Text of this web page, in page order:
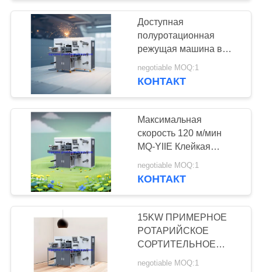
Доступная
полуротационная
режущая машина в
Индии с
максимальным
negotiable MOQ:1
КОНТАКТ
Максимальная
скорость 120 м/мин
MQ-YIIE Клейкая
маркировка
ПРОЦЕССИЯ
negotiable MOQ:1
КОНТАКТ
15KW ПРИМЕРНОЕ
РОТАРИЙСКОЕ
СОРТИТЕЛЬНОЕ
ПОЛОЖЕНИЕ С 120М/
negotiable MOQ:1